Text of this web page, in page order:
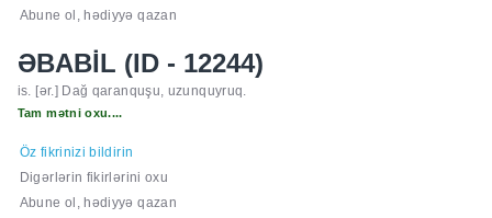
Abune ol, hədiyyə qazan
ƏBABİL (ID - 12244)
is. [ər.] Dağ qaranquşu, uzunquyruq.
Tam mətni oxu....
Öz fikrinizi bildirin
Digərlərin fikirlərini oxu
Abune ol, hədiyyə qazan